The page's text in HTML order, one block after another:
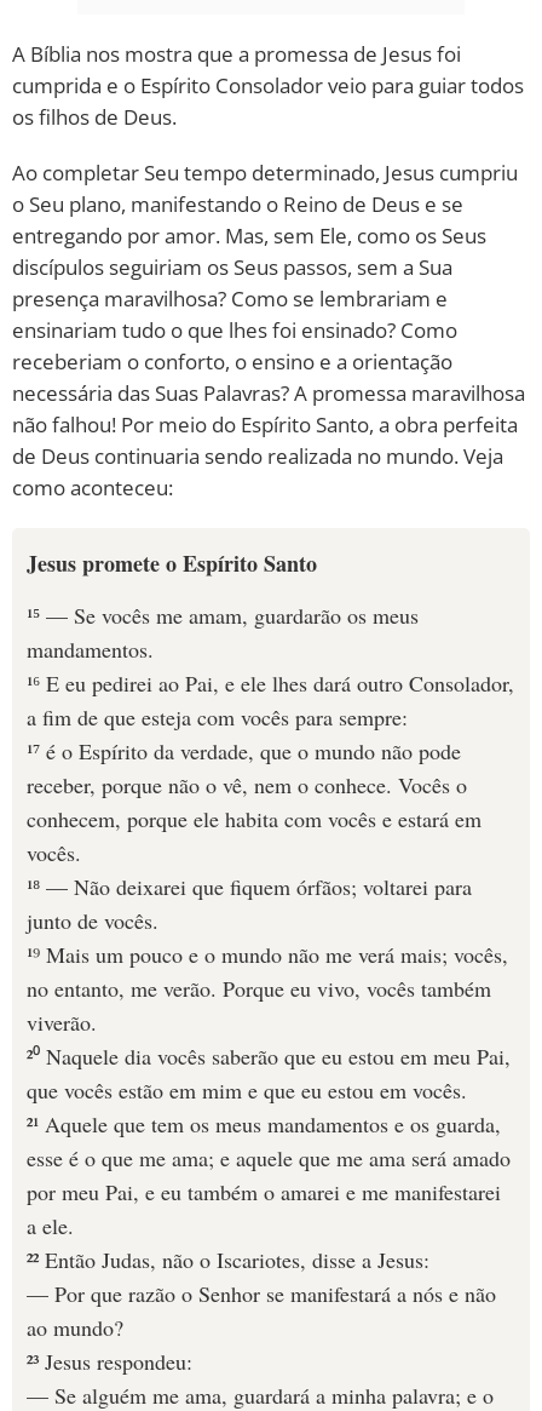
PERGUNTE À BÍBLIA IA
TERMO BÍBLICO
QUEM SOMOS
LOJA BÍBLIAON
A Bíblia nos mostra que a promessa de Jesus foi
cumprida e o Espírito Consolador veio para guiar todos
os filhos de Deus.
Ao completar Seu tempo determinado, Jesus cumpriu
o Seu plano, manifestando o Reino de Deus e se
entregando por amor. Mas, sem Ele, como os Seus
discípulos seguiriam os Seus passos, sem a Sua
presença maravilhosa? Como se lembrariam e
ensinariam tudo o que lhes foi ensinado? Como
receberiam o conforto, o ensino e a orientação
necessária das Suas Palavras? A promessa maravilhosa
não falhou! Por meio do Espírito Santo, a obra perfeita
de Deus continuaria sendo realizada no mundo. Veja
como aconteceu:
Jesus promete o Espírito Santo
¹⁵ — Se vocês me amam, guardarão os meus
mandamentos.
¹⁶ E eu pedirei ao Pai, e ele lhes dará outro Consolador,
a fim de que esteja com vocês para sempre:
¹⁷ é o Espírito da verdade, que o mundo não pode
receber, porque não o vê, nem o conhece. Vocês o
conhecem, porque ele habita com vocês e estará em
vocês.
¹⁸ — Não deixarei que fiquem órfãos; voltarei para
junto de vocês.
¹⁹ Mais um pouco e o mundo não me verá mais; vocês,
no entanto, me verão. Porque eu vivo, vocês também
viverão.
²⁰ Naquele dia vocês saberão que eu estou em meu Pai,
que vocês estão em mim e que eu estou em vocês.
²¹ Aquele que tem os meus mandamentos e os guarda,
esse é o que me ama; e aquele que me ama será amado
por meu Pai, e eu também o amarei e me manifestarei
a ele.
²² Então Judas, não o Iscariotes, disse a Jesus:
— Por que razão o Senhor se manifestará a nós e não
ao mundo?
²³ Jesus respondeu:
— Se alguém me ama, guardará a minha palavra; e o